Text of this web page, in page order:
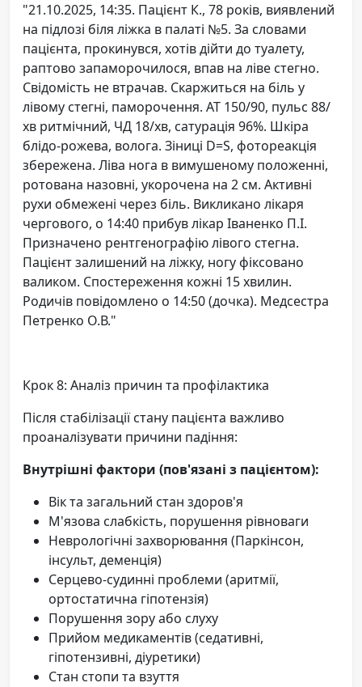
"21.10.2025, 14:35. Пацієнт К., 78 років, виявлений
на підлозі біля ліжка в палаті №5. За словами
пацієнта, прокинувся, хотів дійти до туалету,
раптово запаморочилося, впав на ліве стегно.
Свідомість не втрачав. Скаржиться на біль у
лівому стегні, паморочення. AT 150/90, пульс 88/
хв ритмічний, ЧД 18/хв, сатурація 96%. Шкіра
блідо-рожева, волога. Зіниці D=S, фотореакція
збережена. Ліва нога в вимушеному положенні,
ротована назовні, укорочена на 2 см. Активні
рухи обмежені через біль. Викликано лікаря
чергового, о 14:40 прибув лікар Іваненко П.І.
Призначено рентгенографію лівого стегна.
Пацієнт залишений на ліжку, ногу фіксовано
валиком. Спостереження кожні 15 хвилин.
Родичів повідомлено о 14:50 (дочка). Медсестра
Петренко О.В."
Крок 8: Аналіз причин та профілактика
Після стабілізації стану пацієнта важливо
проаналізувати причини падіння:
Внутрішні фактори (пов'язані з пацієнтом):
Вік та загальний стан здоров'я
М'язова слабкість, порушення рівноваги
Неврологічні захворювання (Паркінсон,
інсульт, деменція)
Серцево-судинні проблеми (аритмії,
ортостатична гіпотензія)
Порушення зору або слуху
Прийом медикаментів (седативні,
гіпотензивні, діуретики)
Стан стопи та взуття